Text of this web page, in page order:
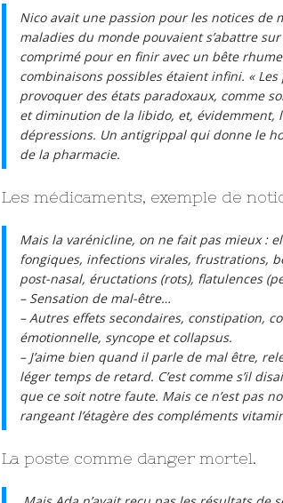
Nico avait une passion pour les notices de
maladies du monde pouvaient s’abattre
comprimé pour en finir avec un bête
combinaisons possibles étaient infini. «
provoquer des états paradoxaux, comme
et diminution de la libido, et, évidemment,
dépressions. Un antigrippal qui donne le
de la pharmacie.
Les médicaments, exemple de
Mais la varénicline, on ne fait pas mieux :
fongiques, infections virales, frustrations,
post-nasal, éructations (rots), flatulences
– Sensation de mal-être…
– Autres effets secondaires, constipation,
émotionnelle, syncope et collapsus.
– J’aime bien quand il parle de mal être,
léger temps de retard. C’est comme s’il
que ce soit notre faute. Mais ce n’est pas
rangeant l’étagère des compléments
La poste comme danger mortel.